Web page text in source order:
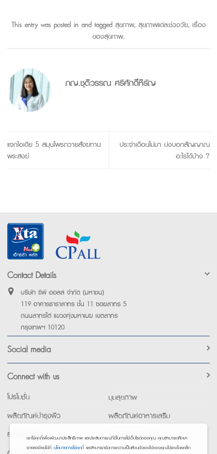
This entry was posted in and tagged สุขภาพ, สุขภาพแต่ละช่วงวัย, เรื่อง
ของสุขภาพ.
ภญ.ชุติวรรณ ศรีศักดิ์หิรัญ
แจกไอเดีย 5 สมุนไพรถวายสังฆทาน
พระสงฆ์
ประจำเดือนไม่มา บ่งบอกสัญญาณ
อะไรได้บ้าง ?
Contact Details
บริษัท ซีพี ออลล์ จำกัด (มหาชน)
119 อาคารธาราสาทร ชั้น 11 ซอยสาทร 5
ถนนสาทรใต้ แขวงทุ่งมหาเมฆ เขตสาทร
กรุงเทพฯ 10120
Social media
Connect with us
โปรโมชั่น
มุมสุขภาพ
ผลิตภัณฑ์บำรุงผิว
ผลิตภัณฑ์อาหารเสริม
ยาใช้เฉพาะที่
อุปกรณ์เพื่อสุขภาพ
เราใช้คุกกี้เพื่อพัฒนาประสิทธิภาพ และประสบการณ์ที่ดีในการใช้เว็บไซต์ของคุณ คุณสามารถศึกษา
รายละเอียดได้ที่ นโยบายการใช้คุกกี้ และสามารถจัดการความเป็นส่วนตัวเองได้ของคุณได้เองโดยคลิก